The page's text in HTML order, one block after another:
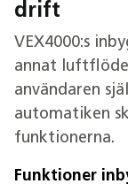
drift
VEX4000:s
annat
användaren
automatiken
funktionerna.
Funktioner